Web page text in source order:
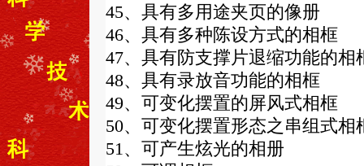
45、具有多用途夹页的像册
46、具有多种陈设方式的相框
47、具有防支撑片退缩功能的相
48、具有录放音功能的相框
49、可变化摆置的屏风式相框
50、可变化摆置形态之串组式相
51、可产生炫光的相册